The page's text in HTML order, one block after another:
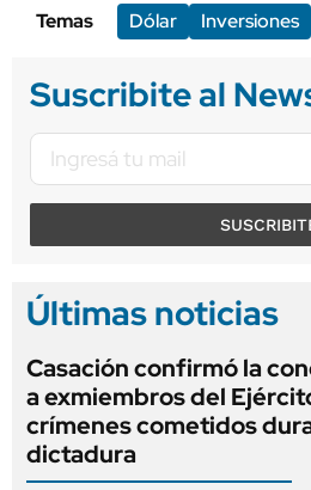
Temas
Dólar Inversiones
Suscribite al
Últimas noticias
Casación confirmó la
a exmiembros del
crímenes cometidos
dictadura